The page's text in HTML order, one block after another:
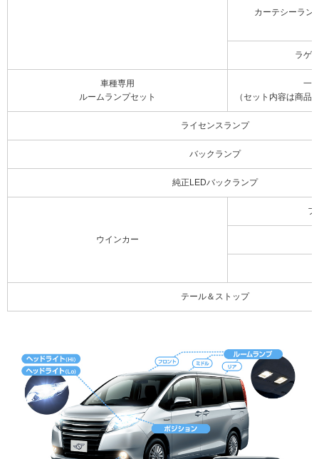
カーテシーラン
ラゲ
車種専用
ルームランプセット
一
（セット内容は商品
ライセンスランプ
バックランプ
純正LEDバックランプ
ウインカー
フ
テール＆ストップ